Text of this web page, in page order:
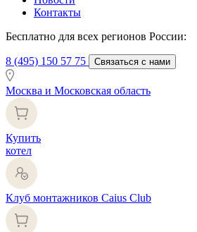
Контакты
Бесплатно для всех регионов России:
8 (495) 150 57 75 Связаться с нами
Москва и Московская область
Купить
котел
Клуб монтажников Caius Club